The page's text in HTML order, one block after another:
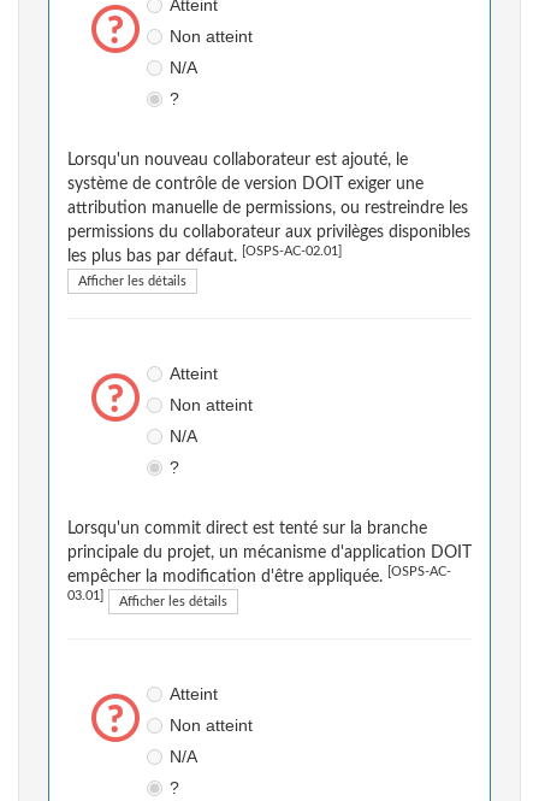
Atteint
Non atteint
N/A
?
Lorsqu'un nouveau collaborateur est ajouté, le
système de contrôle de version DOIT exiger une
attribution manuelle de permissions, ou restreindre les
permissions du collaborateur aux privilèges disponibles
les plus bas par défaut.
[OSPS-AC-02.01]
Afficher les détails
Atteint
Non atteint
N/A
?
Lorsqu'un commit direct est tenté sur la branche
principale du projet, un mécanisme d'application DOIT
empêcher la modification d'être appliquée.
[OSPS-AC-
03.01] Afficher les détails
Atteint
Non atteint
N/A
?